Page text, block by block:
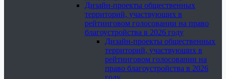
Дизайн-проекты общественных
территорий, участвующих в
рейтинговом голосовании на право
благоустройства в 2026 году
Дизайн-проекты общественных
территорий, участвующих в
рейтинговом голосовании на
право благоустройства в 2026
году